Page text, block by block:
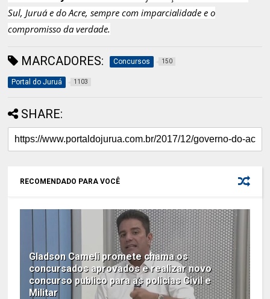
Sul, Juruá e do Acre, sempre com imparcialidade e o
compromisso da verdade.
MARCADORES: Concursos 150
Portal do Juruá 1103
SHARE:
RECOMENDADO PARA VOCÊ
Gladson Cameli promete chama os
concursados aprovados e realizar novo
concurso publico para as policias Civil e
Militar